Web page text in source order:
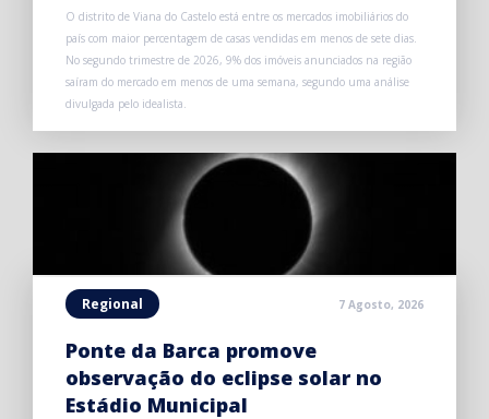
O distrito de Viana do Castelo está entre os mercados imobiliários do
país com maior percentagem de casas vendidas em menos de sete dias.
No segundo trimestre de 2026, 9% dos imóveis anunciados na região
saíram do mercado em menos de uma semana, segundo uma análise
divulgada pelo idealista.
Regional 7 Agosto, 2026
Ponte da Barca promove
observação do eclipse solar no
Estádio Municipal